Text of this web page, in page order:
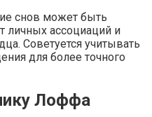
снов может быть
личных ассоциаций и
Советуется учитывать
для более точного
Лоффа